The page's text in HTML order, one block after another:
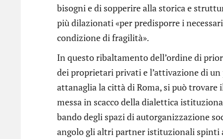
bisogni e di sopperire alla storica e
più dilazionati «per predisporre i
condizione di fragilità».
In questo ribaltamento dell’ordine di
dei proprietari privati e l’attivazione di
attanaglia la città di Roma, si può
messa in scacco della dialettica
bando degli spazi di autorganizzazione
angolo gli altri partner istituzionali spinti